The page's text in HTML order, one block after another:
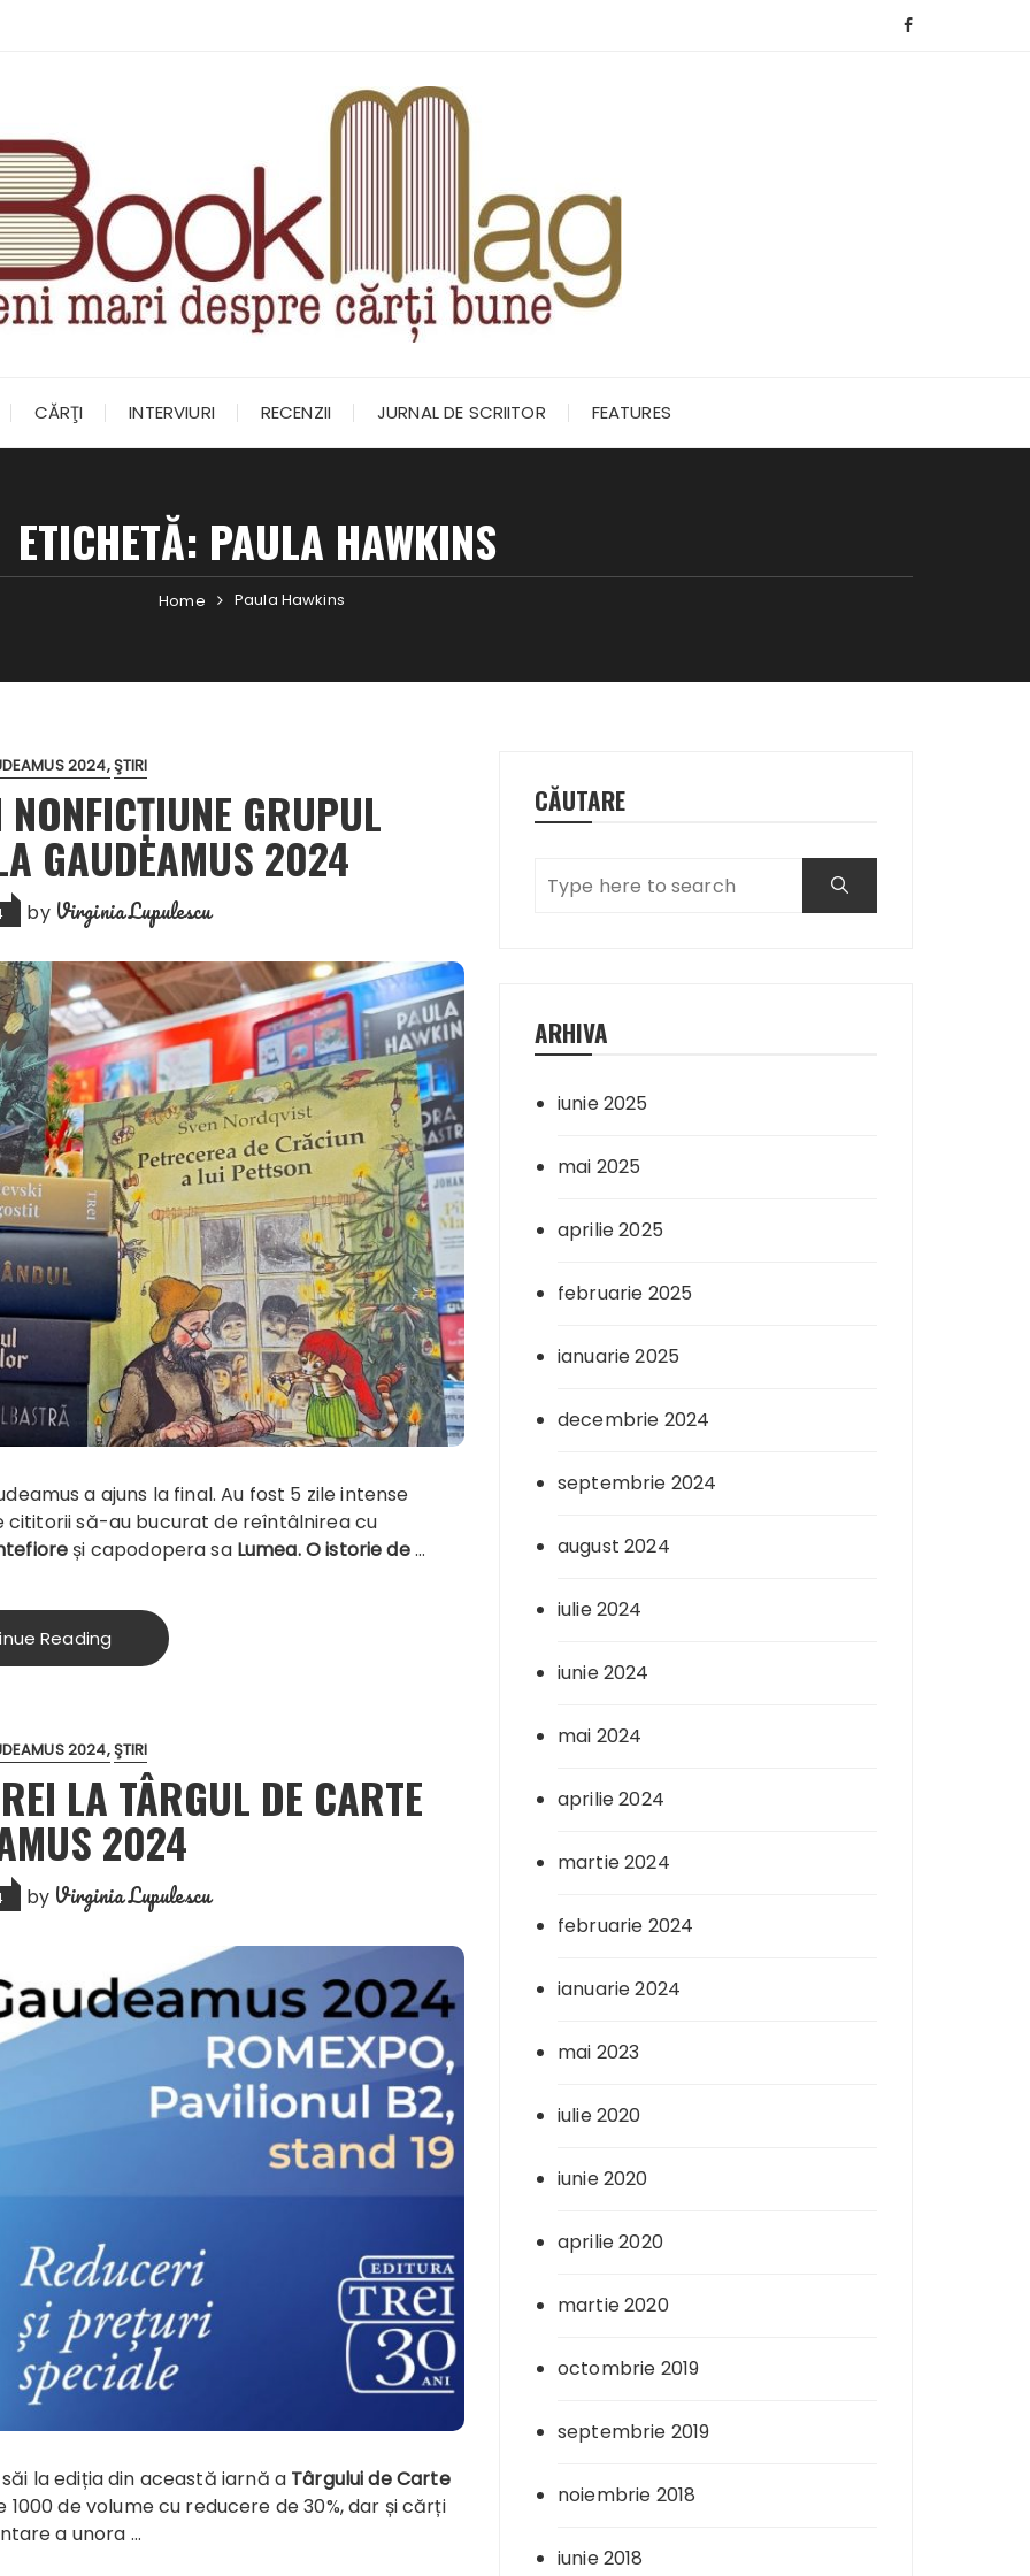
CĂRŢI INTERVIURI RECENZII JURNAL DE SCRIITOR FEATURES
ETICHETĂ: PAULA HAWKINS
Home Paula Hawkins
2024 ŞTIRI
GRUPUL
GAUDEAMUS 2024
by Virginia Lupulescu
a ajuns la final. Au fost 5 zile intense
cititorii să-au bucurat de reîntâlnirea cu
și capodopera sa Lumea. O istorie de…
Reading
2024 ŞTIRI
LA TÂRGUL DE CARTE
2024
by Virginia Lupulescu
la ediția din această iarnă a Târgului de Carte
de volume cu reducere de 30%, dar și cărți
a unora …
CĂUTARE
ARHIVA
iunie 2025
mai 2025
aprilie 2025
februarie 2025
ianuarie 2025
decembrie 2024
septembrie 2024
august 2024
iulie 2024
iunie 2024
mai 2024
aprilie 2024
martie 2024
februarie 2024
ianuarie 2024
mai 2023
iulie 2020
iunie 2020
aprilie 2020
martie 2020
octombrie 2019
septembrie 2019
noiembrie 2018
iunie 2018